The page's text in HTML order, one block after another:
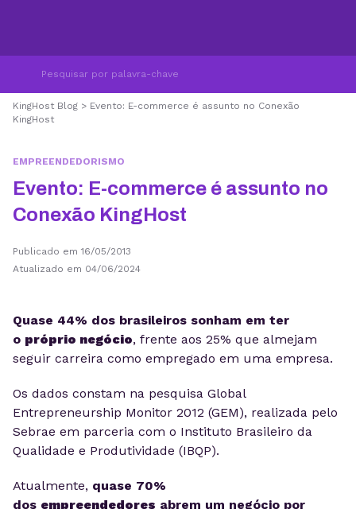
KingHost Blog > Evento: E-commerce é assunto no Conexão
KingHost
EMPREENDEDORISMO
Evento: E-commerce é assunto no
Conexão KingHost
Publicado em 16/05/2013
Atualizado em 04/06/2024
Quase 44% dos brasileiros sonham em ter
o próprio negócio, frente aos 25% que almejam
seguir carreira como empregado em uma empresa.
Os dados constam na pesquisa Global
Entrepreneurship Monitor 2012 (GEM), realizada pelo
Sebrae em parceria com o Instituto Brasileiro da
Qualidade e Produtividade (IBQP).
Atualmente, quase 70%
dos empreendedores abrem um negócio por